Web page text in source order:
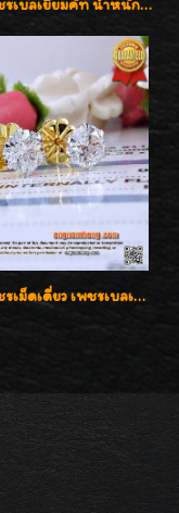
ต่างหูเพชรเบลเยี่ยมคัท น้ำหนักเพชร 0.99 กะรัต ต่างหูห้อยตุ้งติ้งหัวใจสวยน่ารักใส่ได้ทุกวันค่ะ
ต่างหูเพชรเม็ดเดี่ยว เพชรเบลเยี่ยมคัท น้ำ 96 H-Color/IF & VVS2/3EX น้ำหนักเพชรรวม 1.83 กะรัต พร้อมใบเซอร์ LAB GIA & HRD เพชรสวยปิ๊ง ราคาขายส่งค่ะ